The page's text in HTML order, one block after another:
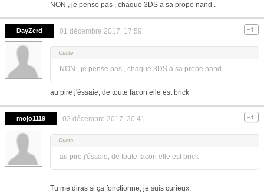
NON , je pense pas , chaque 3DS a sa prope nand .
DayZerd 01 décembre 2017, 17:59
NON , je pense pas , chaque 3DS a sa prope nand .
au pire j'éssaie, de toute facon elle est brick
mojo1119 02 décembre 2017, 20:41
au pire j'éssaie, de toute facon elle est brick
Tu me diras si ça fonctionne, je suis curieux.